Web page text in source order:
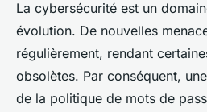
La cybersécurité est un
évolution. De nouvelles
régulièrement, rendant
obsolètes. Par conséquent,
de la politique de mots de